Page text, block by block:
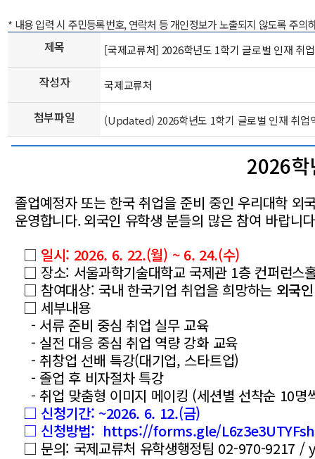
* 내용 입력 시 주민등록번호, 연락처 등 개인정보가 노출되지 않도록 주의
제목 [국제교류처] 2026학년도 1학기 글로벌 인재 취
작성자 국제교류처
첨부파일 (Updated) 2026학년도 1학기 글로벌 인재 취업
2026학
졸업예정자 또는 한국 취업을 준비 중인 우리대학 외
운영합니다. 외국인 유학생 분들의 많은 참여 바랍니
□ 일시: 2026. 6. 22.(월) ~ 6. 24.(수)
□ 장소: 서울과학기술대학교 국제관 1층 컨퍼런스
□ 참여대상: 국내 한국기업 취업을 희망하는 외국
□ 세부내용
- 서류 준비 중심 취업 실무 교육
- 실전 대응 중심 취업 역량 강화 교육
- 취창업 선배 특강(대기업, 스타트업)
- 졸업 후 비자절차 특강
- 취업 맞춤형 이미지 메이킹 (세션별 선착순 10명
□ 신청기간: ~2026. 6. 12.(금)
□ 신청방법: https://forms.gle/
□ 문의: 국제교류처 유학생행정팀 02-970-9217